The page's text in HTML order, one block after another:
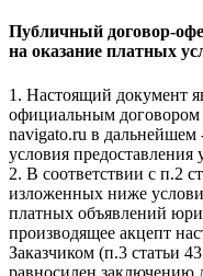
Публичный договор-
на оказание платных
1. Настоящий документ
официальным договором
navigato.ru в дальнейшем
условия предоставления
2. В соответствии с п.2
изложенных ниже
платных объявлений
производящее акцепт
Заказчиком (п.3 статьи
равносилен заключению